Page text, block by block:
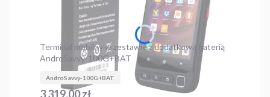
AndroSavvy-100G+BAT
Terminal mobilny w zestawie z dodatkową baterią
AndroSavvy-100G+BAT
Cena
3 319,00 zł